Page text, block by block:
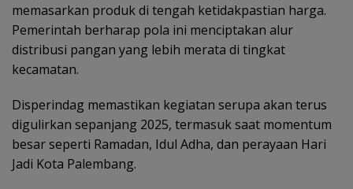
memasarkan produk di tengah ketidakpastian harga.
Pemerintah berharap pola ini menciptakan alur
distribusi pangan yang lebih merata di tingkat
kecamatan.
Disperindag memastikan kegiatan serupa akan terus
digulirkan sepanjang 2025, termasuk saat momentum
besar seperti Ramadan, Idul Adha, dan perayaan Hari
Jadi Kota Palembang.